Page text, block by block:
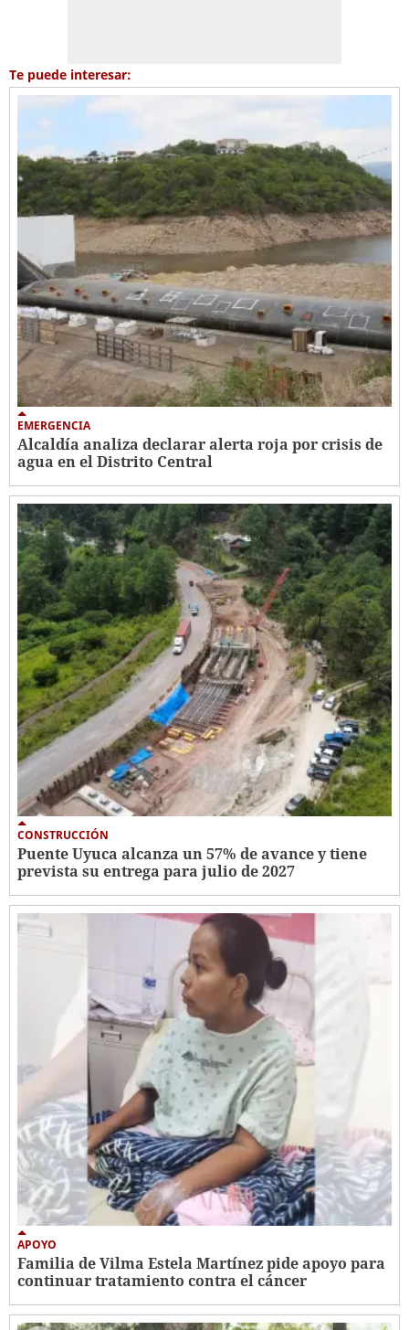
Te puede interesar:
EMERGENCIA
Alcaldía analiza declarar alerta roja por crisis de
agua en el Distrito Central
CONSTRUCCIÓN
Puente Uyuca alcanza un 57% de avance y tiene
prevista su entrega para julio de 2027
APOYO
Familia de Vilma Estela Martínez pide apoyo para
continuar tratamiento contra el cáncer